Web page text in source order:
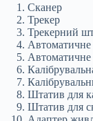
Сканер
Трекер
Трекерний
Автоматичне
Автоматичне
Штатив для
Штатив для